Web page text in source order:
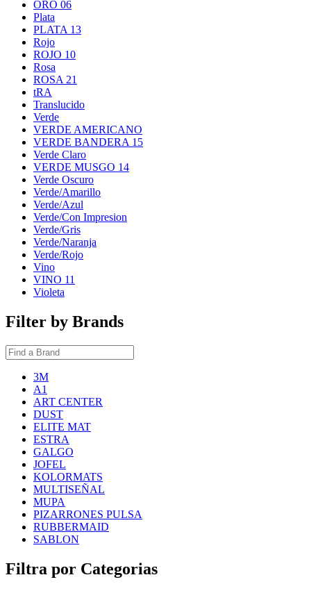
ORO 06
Plata
PLATA 13
Rojo
ROJO 10
Rosa
ROSA 21
tRA
Translucido
Verde
VERDE AMERICANO
VERDE BANDERA 15
Verde Claro
VERDE MUSGO 14
Verde Oscuro
Verde/Amarillo
Verde/Azul
Verde/Con Impresion
Verde/Gris
Verde/Naranja
Verde/Rojo
Vino
VINO 11
Violeta
Filter by Brands
3M
A1
ART CENTER
DUST
ELITE MAT
ESTRA
GALGO
JOFEL
KOLORMATS
MULTISEÑAL
MUPA
PIZARRONES PULSA
RUBBERMAID
SABLON
Filtra por Categorias